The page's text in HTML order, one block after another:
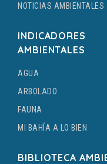
NOTICIAS AMBIENTALES
INDICADORES
AMBIENTALES
AGUA
ARBOLADO
FAUNA
MI BAHÍA A LO BIEN
BIBLIOTECA